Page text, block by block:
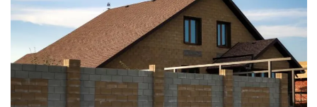
Смотреть проект